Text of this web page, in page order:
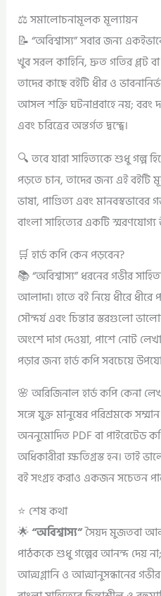
⚖️ সমালোচনামূলক মূল্যায়ন
📝 “অবিশ্বাস্য” সবার জন্য
খুব সরল কাহিনি, দ্রুত গতির প্লট
তাদের কাছে বইটি ধীর ও
আসল শক্তি ঘটনাপ্রবাহে নয়; বরং
এবং চরিত্রের অন্তর্গত দ্বন্দ্বে।
🔍 তবে যারা সাহিত্যকে শুধু গল্প
পড়তে চান, তাদের জন্য এই
ভাষা, পাণ্ডিত্য এবং মানবস্বভাবের
বাংলা সাহিত্যের একটি
🛒 হার্ড কপি কেন পড়বেন?
📚 “অবিশ্বাস্য” ধরনের গভীর
আলাদা। হাতে বই নিয়ে ধীরে
সৌন্দর্য এবং চিন্তার স্তরগুলো
অংশে দাগ দেওয়া, পাশে নোট
পড়ার জন্য হার্ড কপি সবচেয়ে
🌸 অরিজিনাল হার্ড কপি কেনা
সঙ্গে যুক্ত মানুষের পরিশ্রমকে
অননুমোদিত PDF বা পাইরেটেড
অধিকারীরা ক্ষতিগ্রস্ত হন। তাই
বই সংগ্রহ করাও একজন সচেতন
⭐ শেষ কথা
🌟“অবিশ্বাস্য”সৈয়দ মুজতবা
পাঠককে শুধু গল্পের আনন্দ দেয়
আত্মগ্লানি ও আত্মানুসন্ধানের গভীর